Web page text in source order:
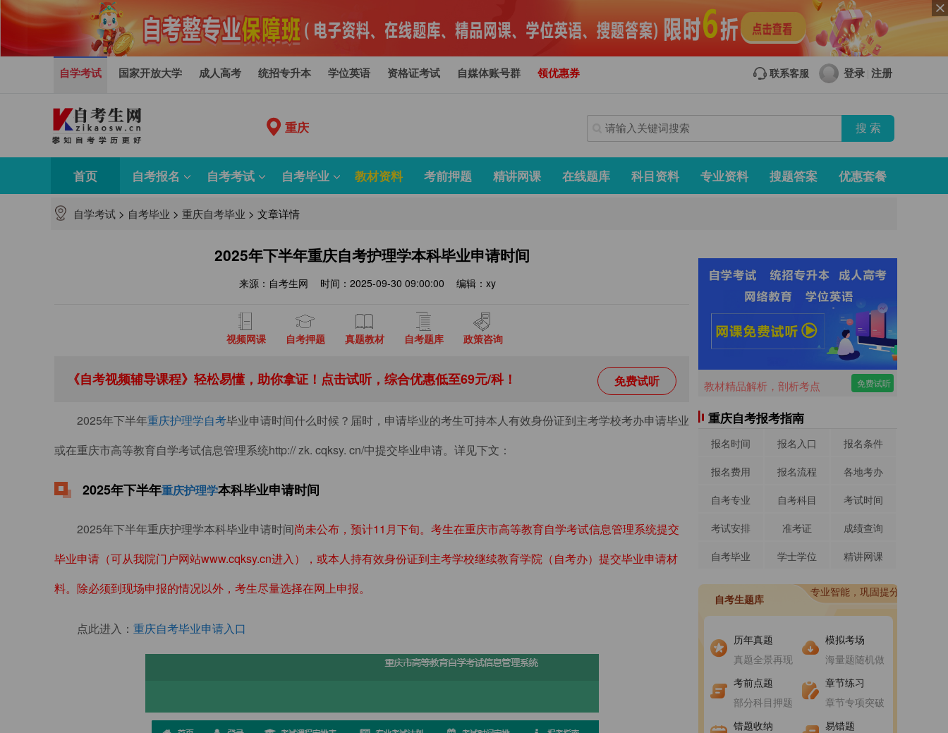
自学考试 国家开放大学 成人高考 统招专升本 学位英语 资格证考试 自媒体账号群 领优惠券 联系客服 登录 注册
重庆
首页 自考报名 自考考试 自考毕业 教材资料 考前押题 精讲网课 在线题库 科目资料 专业资料 搜题答案 优惠套餐
自学考试 > 自考毕业 > 重庆自考毕业 > 文章详情
2025年下半年重庆自考护理学本科毕业申请时间
来源：自考生网 时间：2025-09-30 09:00:00 编辑：xy
视频网课 自考押题 真题教材 自考题库 政策咨询
免费试听
《自考视频辅导课程》轻松易懂，助你拿证！点击试听，综合优惠低至69元/科！
2025年下半年重庆护理学自考毕业申请时间什么时候？届时，申请毕业的考生可持本人有效身份证到主考学校考办申请毕业
或在重庆市高等教育自学考试信息管理系统http:// zk. cqksy. cn/中提交毕业申请。详见下文：
2025年下半年重庆护理学本科毕业申请时间
2025年下半年重庆护理学本科毕业申请时间尚未公布，预计11月下旬。考生在重庆市高等教育自学考试信息管理系统提交
毕业申请（可从我院门户网站www.cqksy.cn进入），或本人持有效身份证到主考学校继续教育学院（自考办）提交毕业申请材
料。除必须到现场申报的情况以外，考生尽量选择在网上申报。
点此进入： 重庆自考毕业申请入口
教材精品解析，剖析考点 免费试听
重庆自考报考指南
报名时间 报名入口
报名条件
报名费用
报名流程
各地考办
自考专业
自考科目
考试时间
考试安排
准考证
成绩查询
自考毕业
学士学位 精讲网课
自考生题库
专业智能，巩固提分
历年真题
真题全景再现
模拟考场
海量题随机做
进入做题
考前点题
部分科目押题
进入做题
章节练习
章节专项突破
进入做题
错题收纳
进入做题
易错题
进入做题